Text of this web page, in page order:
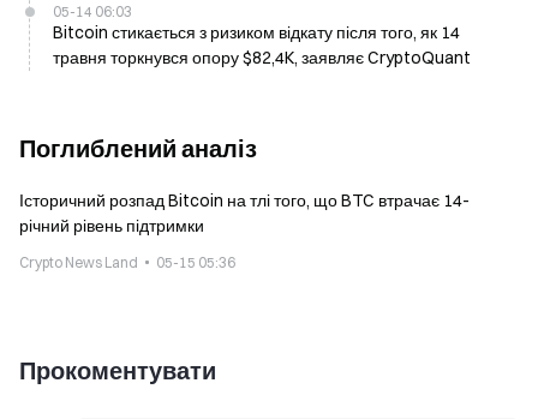
05-14 06:03
Bitcoin стикається з ризиком відкату після того, як 14
травня торкнувся опору $82,4K, заявляє CryptoQuant
Поглиблений аналіз
Історичний розпад Bitcoin на тлі того, що BTC втрачає 14-
річний рівень підтримки
Crypto News Land 05-15 05:36
Прокоментувати